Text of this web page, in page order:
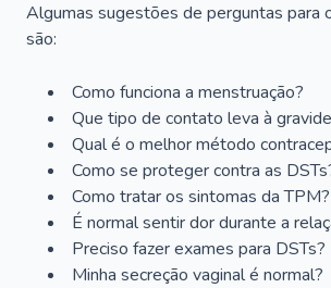
Algumas sugestões de perguntas para
são:
Como funciona a menstruação?
Que tipo de contato leva à
Qual é o melhor método
Como se proteger contra as
Como tratar os sintomas da TPM?
É normal sentir dor durante a
Preciso fazer exames para DSTs?
Minha secreção vaginal é normal?